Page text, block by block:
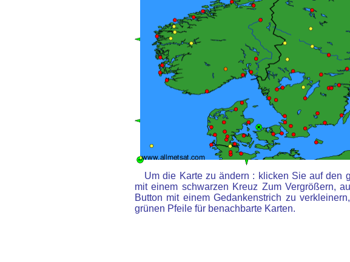
Um die Karte zu ändern : klicken Sie auf den
mit einem schwarzen Kreuz Zum Vergrößern,
Button mit einem Gedankenstrich zu
grünen Pfeile für benachbarte Karten.